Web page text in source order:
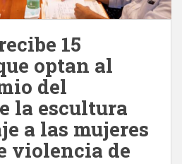
15
optan al
del
la escultura
a las mujeres
violencia de